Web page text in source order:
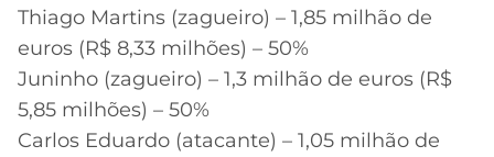
Thiago Martins (zagueiro) – 1,85 milhão de
euros (R$ 8,33 milhões) – 50%
Juninho (zagueiro) – 1,3 milhão de euros (R$
5,85 milhões) – 50%
Carlos Eduardo (atacante) – 1,05 milhão de